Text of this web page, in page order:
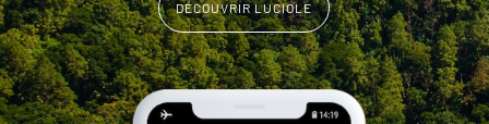
DÉCOUVRIR LUCIOLE